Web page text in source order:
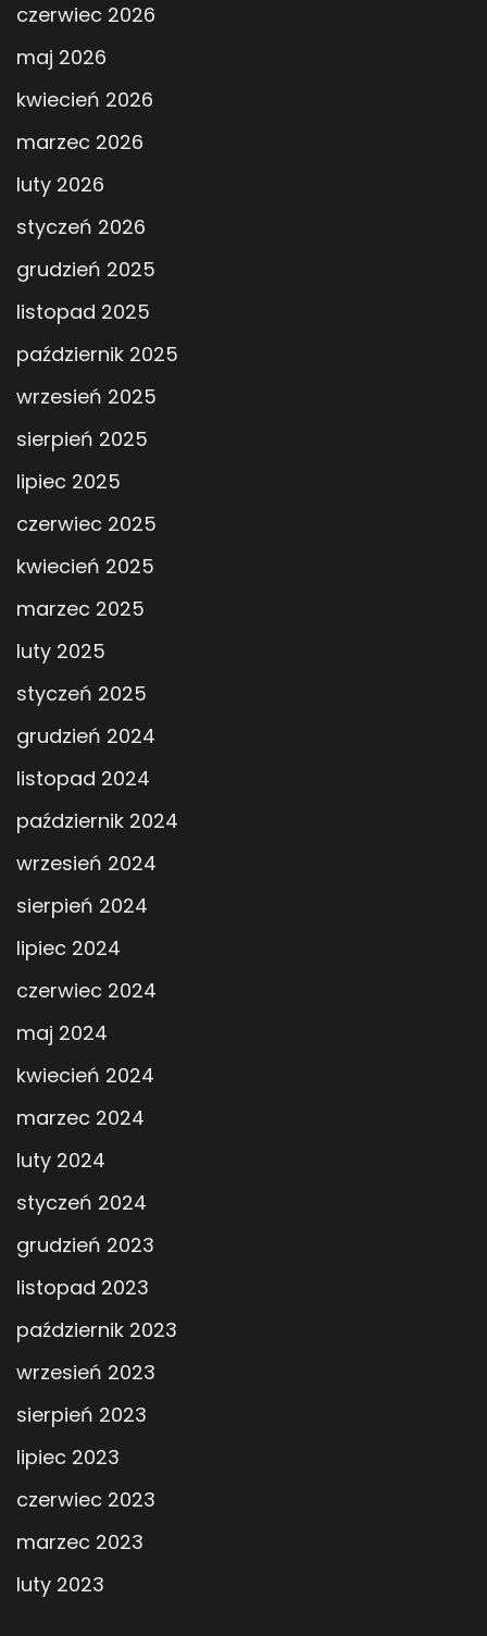
czerwiec 2026
maj 2026
kwiecień 2026
marzec 2026
luty 2026
styczeń 2026
grudzień 2025
listopad 2025
październik 2025
wrzesień 2025
sierpień 2025
lipiec 2025
czerwiec 2025
kwiecień 2025
marzec 2025
luty 2025
styczeń 2025
grudzień 2024
listopad 2024
październik 2024
wrzesień 2024
sierpień 2024
lipiec 2024
czerwiec 2024
maj 2024
kwiecień 2024
marzec 2024
luty 2024
styczeń 2024
grudzień 2023
listopad 2023
październik 2023
wrzesień 2023
sierpień 2023
lipiec 2023
czerwiec 2023
marzec 2023
luty 2023